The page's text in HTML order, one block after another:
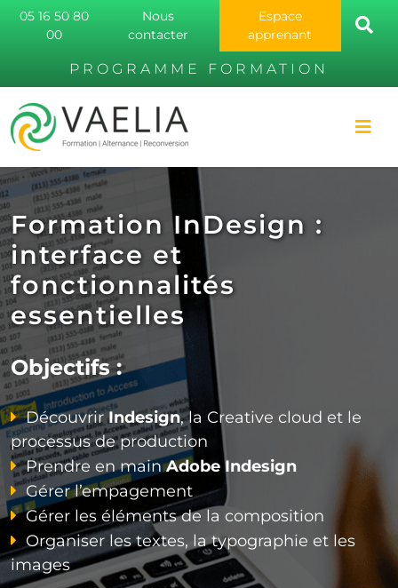
05 16 50 80
00
Nous
contacter
Espace
apprenant
PROGRAMME FORMATION
Formation InDesign :
interface et
fonctionnalités
essentielles
Objectifs :
DécouvrirIndesign, la Creative cloud et le
processus de production
Prendre en mainAdobe Indesign
Gérer l’empagement
Gérer les éléments de la composition
Organiser les textes, la typographie et les
images